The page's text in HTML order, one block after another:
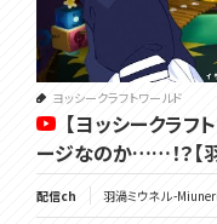
ヨッシークラフトワールド
【ヨッシークラフ
ージなのか……！？【
配信ch 羽渦ミウネル -